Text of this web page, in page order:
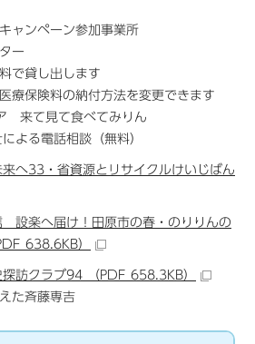
ャンペーン参加事業所
ー
で貸し出します
療保険料の納付方法を変更できます
来て見て食べてみりん
よる電話相談（無料）
へ33・省資源とリサイクルけいじばん
楽へ届け！田原市の春・のりりんの
638.6KB）
訪クラブ94 （PDF 658.3KB）
た斉藤専吉